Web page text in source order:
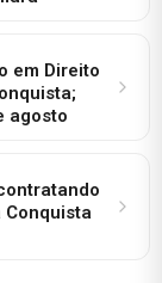
em Direito
agosto